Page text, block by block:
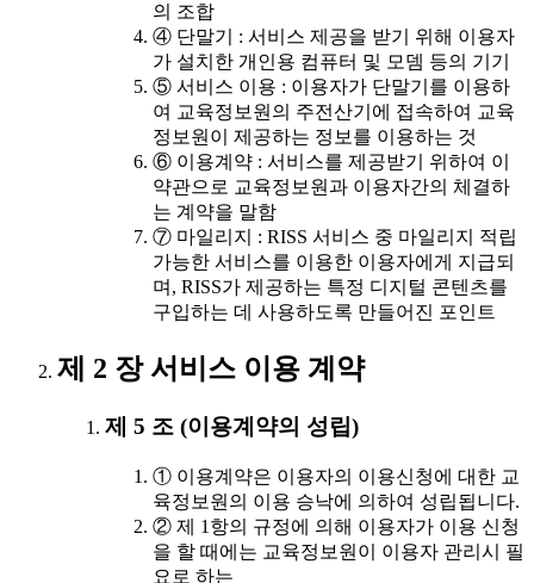
의 조합
④ 단말기 : 서비스 제공을 받기 위해 이용자
가 설치한 개인용 컴퓨터 및 모뎀 등의 기기
⑤ 서비스 이용 : 이용자가 단말기를 이용하
여 교육정보원의 주전산기에 접속하여 교육
정보원이 제공하는 정보를 이용하는 것
⑥ 이용계약 : 서비스를 제공받기 위하여 이
약관으로 교육정보원과 이용자간의 체결하
는 계약을 말함
⑦ 마일리지 : RISS 서비스 중 마일리지 적립
가능한 서비스를 이용한 이용자에게 지급되
며, RISS가 제공하는 특정 디지털 콘텐츠를
구입하는 데 사용하도록 만들어진 포인트
제 2 장 서비스 이용 계약
제 5 조 (이용계약의 성립)
① 이용계약은 이용자의 이용신청에 대한 교
육정보원의 이용 승낙에 의하여 성립됩니다.
② 제 1항의 규정에 의해 이용자가 이용 신청
을 할 때에는 교육정보원이 이용자 관리시 필
요로 하는